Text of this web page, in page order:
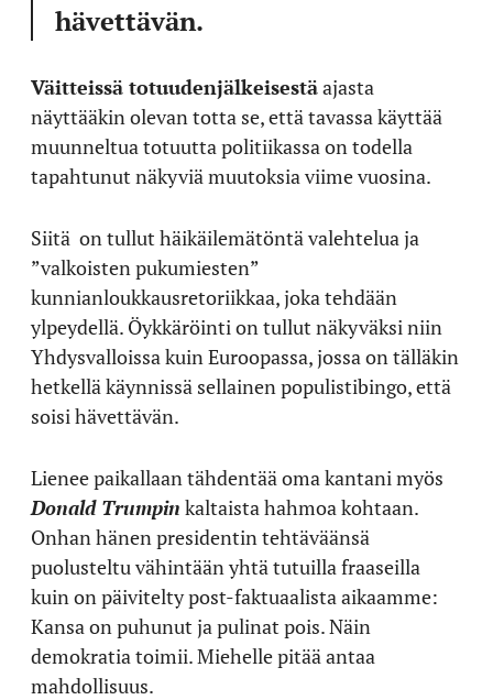
hävettävän.
Väitteissä totuudenjälkeisestäajasta
näyttääkin olevan totta se, että tavassa käyttää
muunneltua totuutta politiikassa on todella
tapahtunut näkyviä muutoksia viime vuosina.
Siitä on tullut häikäilemätöntä valehtelua ja
”valkoisten pukumiesten”
kunnianloukkausretoriikkaa, joka tehdään
ylpeydellä. Öykkäröinti on tullut näkyväksi niin
Yhdysvalloissa kuin Euroopassa, jossa on tälläkin
hetkellä käynnissä sellainen populistibingo, että
soisi hävettävän.
Lienee paikallaan tähdentää oma kantani myös
Donald Trumpin kaltaista hahmoa kohtaan.
Onhan hänen presidentin tehtäväänsä
puolusteltu vähintään yhtä tutuilla fraaseilla
kuin on päivitelty post-faktuaalista aikaamme:
Kansa on puhunut ja pulinat pois. Näin
demokratia toimii. Miehelle pitää antaa
mahdollisuus.